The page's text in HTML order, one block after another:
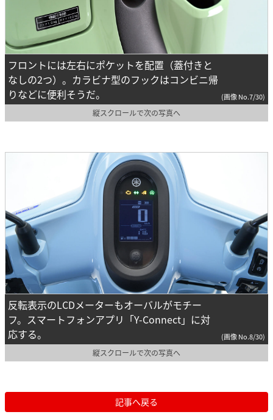
フロントには左右にポケットを配置（蓋付きと
なしの2つ）。カラビナ型のフックはコンビニ帰
りなどに便利そうだ。
(画像 No.7/30)
縦スクロールで次の写真へ
反転表示のLCDメーターもオーバルがモチー
フ。スマートフォンアプリ「Y-Connect」に対
応する。
(画像 No.8/30)
縦スクロールで次の写真へ
記事へ戻る